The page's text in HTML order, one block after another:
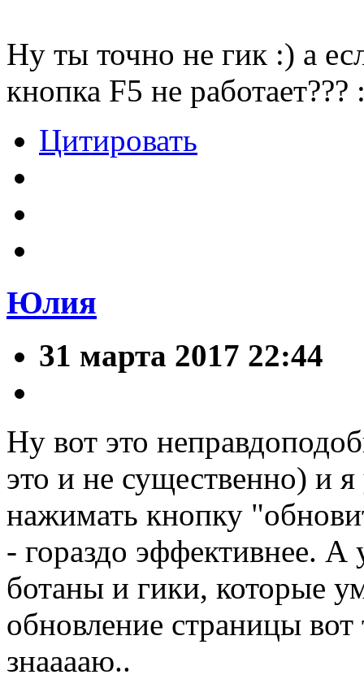
Ну ты точно не гик :) а
кнопка F5 не
Цитировать
Юлия
31 марта 2017 22:44
Ну вот это
это и не существенно) и
нажимать кнопку
- гораздо эффективнее. А
ботаны и гики, которые
обновление страницы
знааааю..